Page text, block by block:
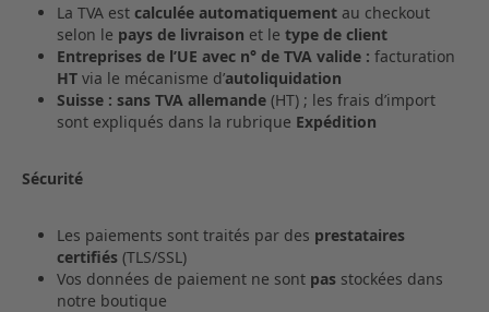
La TVA est calculée automatiquement au checkout
selon le pays de livraison et le type de client
Entreprises de l’UE avec n° de TVA valide : facturation
HT via le mécanisme d’autoliquidation
Suisse : sans TVA allemande (HT) ; les frais d’import
sont expliqués dans la rubrique Expédition
Sécurité
Les paiements sont traités par des prestataires
certifiés (TLS/SSL)
Vos données de paiement ne sont pas stockées dans
notre boutique